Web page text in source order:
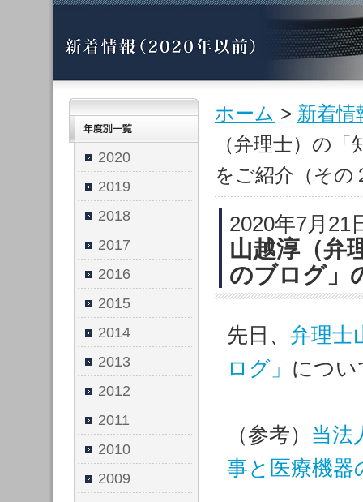
ホーム > 新着情
（弁理士）の
をご紹介（その
2020年7月21
山越淳（弁
のブログ」
先日、 弁理士
ログ」 につ
（参考） 当法
事と医療機器
2020
2019
2018
2017
2016
2015
2014
2013
2012
2011
2010
2009